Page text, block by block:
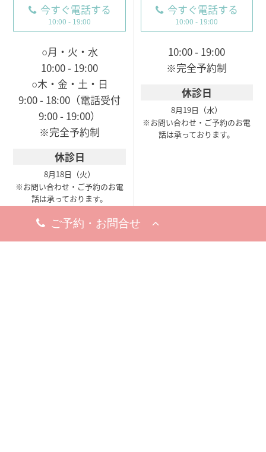
今すぐ電話する
10:00 - 19:00
○月・火・水
10:00 - 19:00
○木・金・土・日
9:00 - 18:00（電話受付
9:00 - 19:00）
※完全予約制
休診日
8月18日（火）
※お問い合わせ・ご予約のお電
話は承っております。
今すぐ電話する
10:00 - 19:00
10:00 - 19:00
※完全予約制
休診日
8月19日（水）
※お問い合わせ・ご予約のお電
話は承っております。
梅田院
〒530-0002